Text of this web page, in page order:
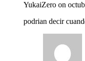
YukaiZero on
podrian decir